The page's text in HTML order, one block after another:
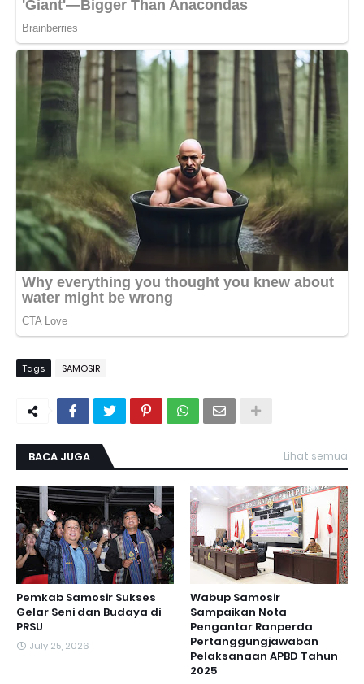
Tags SAMOSIR
BACA JUGA Lihat semua
Pemkab Samosir Sukses
Gelar Seni dan Budaya di
PRSU
July 25, 2026
Wabup Samosir
Sampaikan Nota
Pengantar Ranperda
Pertanggungjawaban
Pelaksanaan APBD Tahun
2025